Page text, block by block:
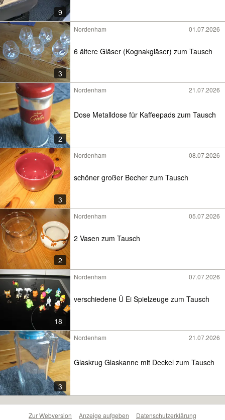
9
3
Nordenham 01.07.2026
6 ältere Gläser (Kognakgläser) zum Tausch
2
Nordenham 21.07.2026
Dose Metalldose für Kaffeepads zum Tausch
3
Nordenham 08.07.2026
schöner großer Becher zum Tausch
2
Nordenham 05.07.2026
2 Vasen zum Tausch
18
Nordenham 07.07.2026
verschiedene Ü Ei Spielzeuge zum Tausch
3
Nordenham 21.07.2026
Glaskrug Glaskanne mit Deckel zum Tausch
Zur Webversion Anzeige aufgeben Datenschutzerklärung